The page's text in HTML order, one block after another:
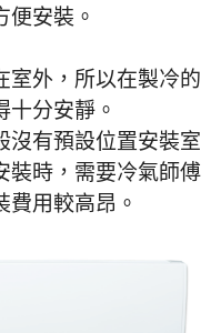
便安裝。
室外，所以在製冷的
十分安靜。
沒有預設位置安裝室
裝時，需要冷氣師傅
費用較高昂。